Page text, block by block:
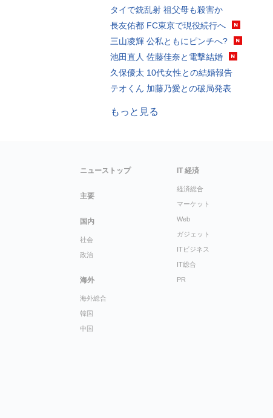
タイで銃乱射 祖父母も殺害か
長友佑都 FC東京で現役続行へ
三山凌輝 公私ともにピンチへ?
池田直人 佐藤佳奈と電撃結婚
久保優太 10代女性との結婚報告
テオくん 加藤乃愛との破局発表
もっと見る
ニューストップ
主要
国内
社会
政治
海外
海外総合
韓国
中国
IT 経済
経済総合
マーケット
Web
ガジェット
ITビジネス
IT総合
PR